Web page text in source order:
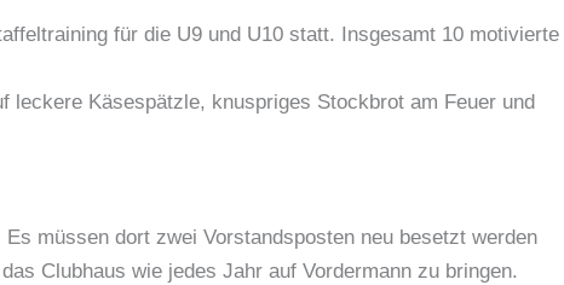
für die U9 und U10 statt. Insgesamt 10 motivierte
leckere Käsespätzle, knuspriges Stockbrot am Feuer und
müssen dort zwei Vorstandsposten neu besetzt werden
Clubhaus wie jedes Jahr auf Vordermann zu bringen.